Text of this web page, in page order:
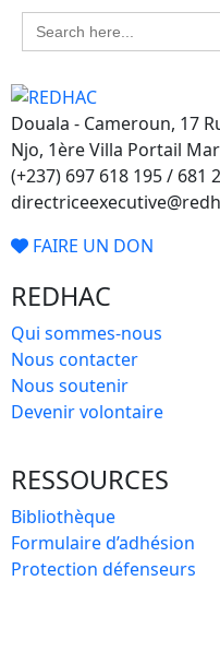
Search
for:
Douala - Cameroun, 17
Njo, 1ère Villa Portail
(+237) 697 618 195 / 681
FAIRE UN DON
REDHAC
Qui sommes-nous
Nous contacter
Nous soutenir
Devenir volontaire
RESSOURCES
Bibliothèque
Formulaire d’adhésion
Protection défenseurs